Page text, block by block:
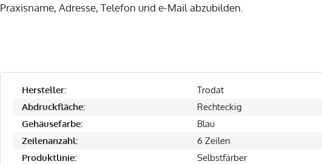
Praxisname, Adresse, Telefon und e-Mail abzubilden.
Hersteller:
Trodat
Abdruckfläche:
Rechteckig
Gehäusefarbe:
Blau
Zeilenanzahl:
6 Zeilen
Produktlinie:
Selbstfärber